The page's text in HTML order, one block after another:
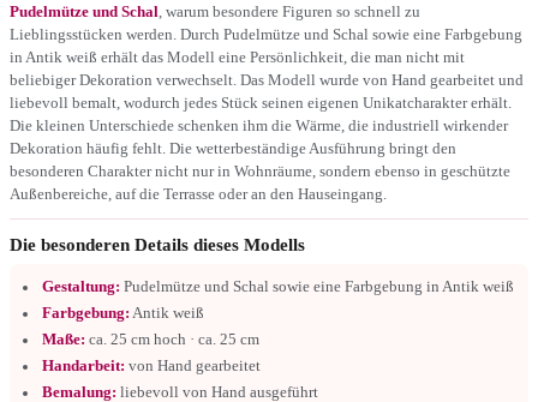
Pudelmütze und Schal , warum besondere Figuren so schnell zu
Lieblingsstücken werden. Durch Pudelmütze und Schal sowie eine Farbgebung
in Antik weiß erhält das Modell eine Persönlichkeit, die man nicht mit
beliebiger Dekoration verwechselt. Das Modell wurde von Hand gearbeitet und
liebevoll bemalt, wodurch jedes Stück seinen eigenen Unikatcharakter erhält.
Die kleinen Unterschiede schenken ihm die Wärme, die industriell wirkender
Dekoration häufig fehlt. Die wetterbeständige Ausführung bringt den
besonderen Charakter nicht nur in Wohnräume, sondern ebenso in geschützte
Außenbereiche, auf die Terrasse oder an den Hauseingang.
Die besonderen Details dieses Modells
Gestaltung: Pudelmütze und Schal sowie eine Farbgebung in Antik weiß
Farbgebung: Antik weiß
Maße: ca. 25 cm hoch · ca. 25 cm
Handarbeit: von Hand gearbeitet
Bemalung: liebevoll von Hand ausgeführt